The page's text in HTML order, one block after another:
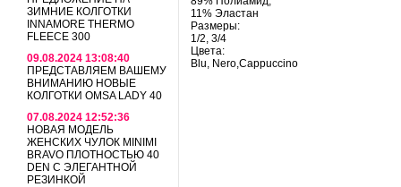
ЗИМНИЕ КОЛГОТКИ
INNAMORE THERMO
FLEECE 300
09.08.2024 13:08:40
ПРЕДСТАВЛЯЕМ ВАШЕМУ
ВНИМАНИЮ НОВЫЕ
КОЛГОТКИ OMSA LADY 40
07.08.2024 12:52:36
НОВАЯ МОДЕЛЬ
ЖЕНСКИХ ЧУЛОК MINIMI
BRAVO ПЛОТНОСТЬЮ 40
DEN С ЭЛЕГАНТНОЙ
РЕЗИНКОЙ
11% Эластан
Размеры:
1/2, 3/4
Цвета:
Blu, Nero,Cappuccino